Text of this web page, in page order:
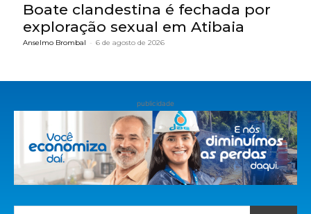
Boate clandestina é fechada por
exploração sexual em Atibaia
Anselmo Brombal - 6 de agosto de 2026
publicidade